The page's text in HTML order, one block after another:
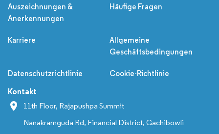
Auszeichnungen &
Anerkennungen
Häufige Fragen
Karriere
Allgemeine
Geschäftsbedingungen
Datenschutzrichtlinie Cookie-Richtlinie
Kontakt
11th Floor, Rajapushpa Summit
Nanakramguda Rd, Financial District, Gachibowli